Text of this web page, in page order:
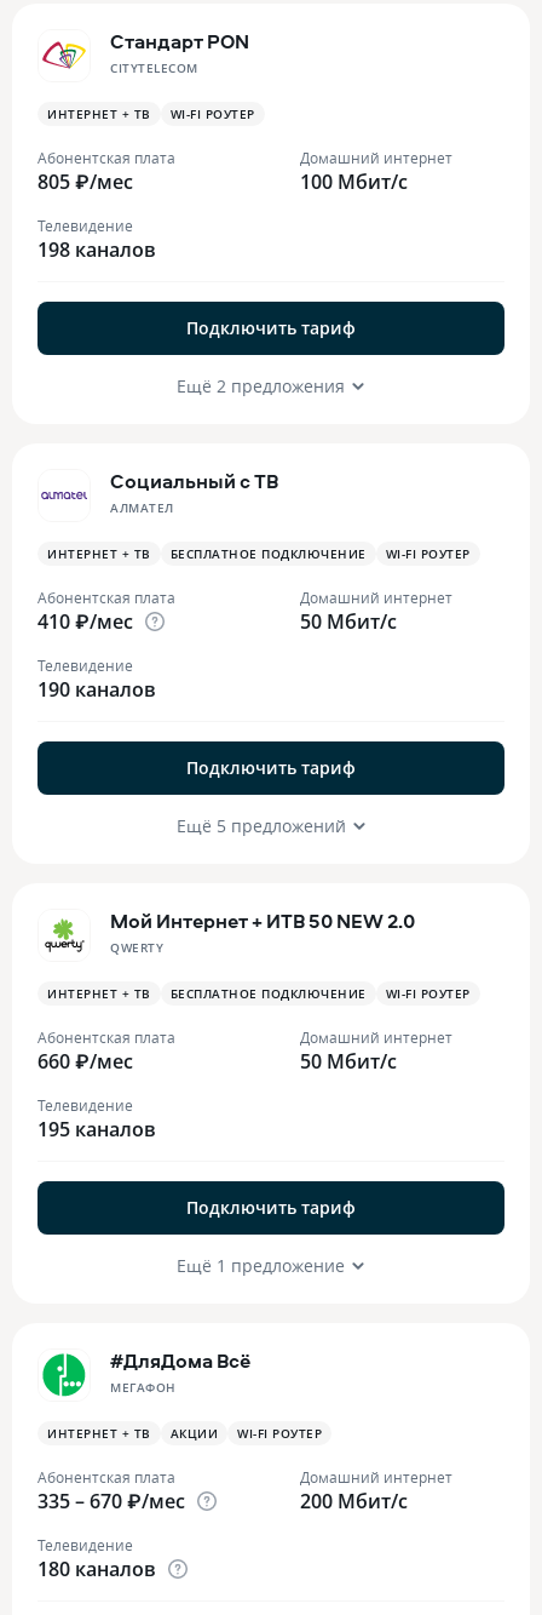
Стандарт PON
CITYTELECOM
ИНТЕРНЕТ + ТВ WI-FI РОУТЕР
Абонентская плата
805 ₽/мес
Домашний интернет
100 Мбит/с
Телевидение
198 каналов
Подключить тариф
Ещё 2 предложения
Социальный с ТВ
АЛМАТЕЛ
ИНТЕРНЕТ + ТВ БЕСПЛАТНОЕ ПОДКЛЮЧЕНИЕ WI-FI РОУТЕР
Абонентская плата
410 ₽/мес
Домашний интернет
50 Мбит/с
Телевидение
190 каналов
Подключить тариф
Ещё 5 предложений
Мой Интернет + ИТВ 50 NEW 2.0
QWERTY
ИНТЕРНЕТ + ТВ БЕСПЛАТНОЕ ПОДКЛЮЧЕНИЕ WI-FI РОУТЕР
Абонентская плата
660 ₽/мес
Домашний интернет
50 Мбит/с
Телевидение
195 каналов
Подключить тариф
Ещё 1 предложение
#ДляДома Всё
МЕГАФОН
ИНТЕРНЕТ + ТВ АКЦИИ WI-FI РОУТЕР
Абонентская плата
335 – 670 ₽/мес
Домашний интернет
200 Мбит/с
Телевидение
180 каналов